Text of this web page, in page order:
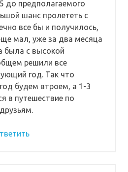
до предполагаемого
шанс пролететь с
все бы и получилось,
мал, уже за два месяца
была с высокой
решили все
год. Так что
будем втроем, а 1-3
в путешествие по